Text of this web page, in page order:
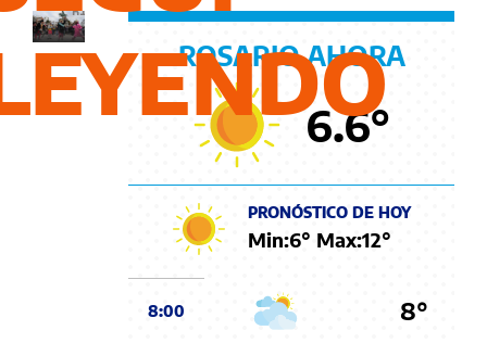
RICARDO ROBINS
ROSARIO AHORA
6.6°
PRONÓSTICO DE HOY
Min:6° Max:12°
8:00 8°